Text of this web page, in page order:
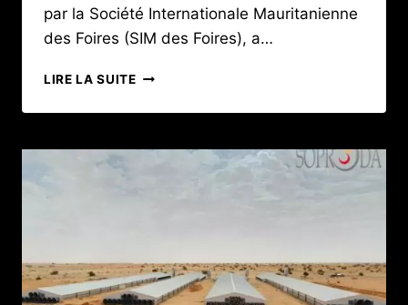
par la Société Internationale Mauritanienne
des Foires (SIM des Foires), a…
LIRE LA SUITESOPRODA
LA
FOIRE
INTERNATIONALE
ET
DE